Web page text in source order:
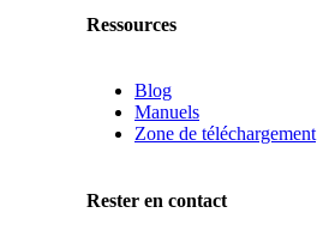
Ressources
Blog
Manuels
Zone de téléchargement
Rester en contact